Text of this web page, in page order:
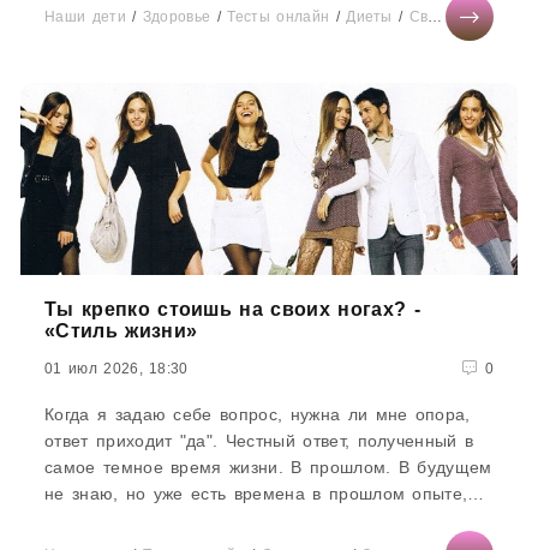
Наши дети / Здоровье /Тесты онлайн /Диеты / Свадьба /Мир
Ты крепко стоишь на своих ногах? -
«Стиль жизни»
01 июл 2026, 18:30 0
Когда я задаю себе вопрос, нужна ли мне опора,
ответ приходит "да". Честный ответ, полученный в
самое темное время жизни. В прошлом. В будущем
не знаю, но уже есть времена в прошлом опыте,